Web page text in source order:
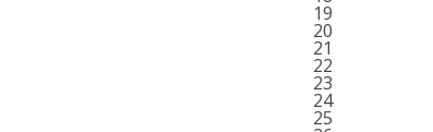
19
20
21
22
23
24
25